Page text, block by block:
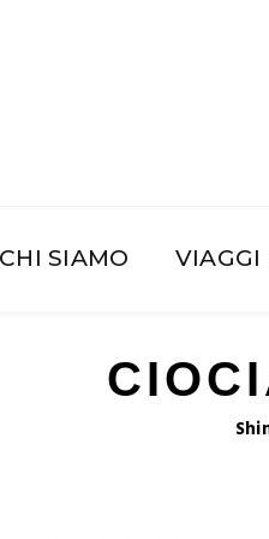
CHI SIAMO VIAGGI